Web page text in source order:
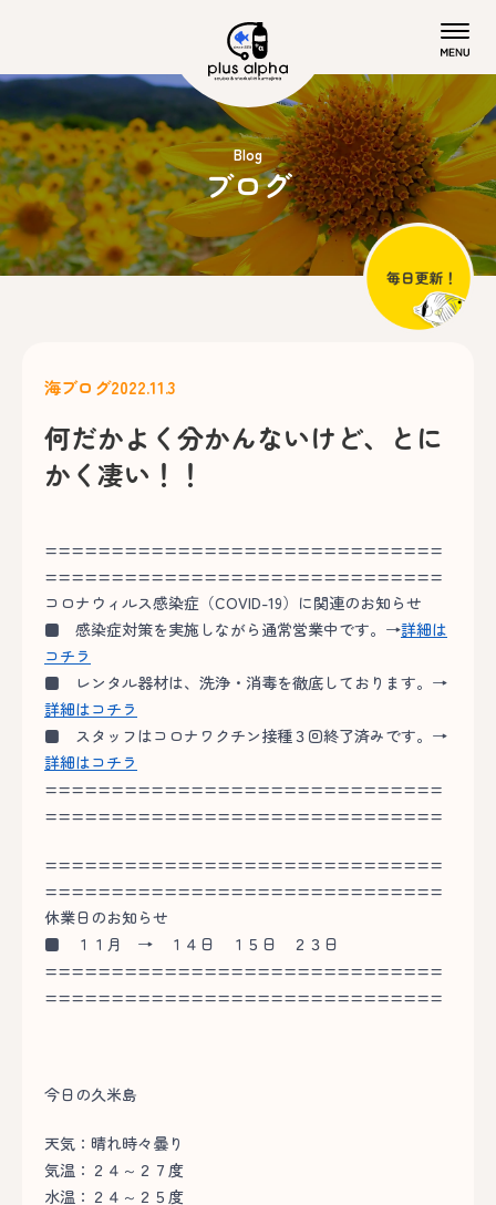
Blog
ブログ
海ブログ2022.11.3
何だかよく分かんないけど、とに
かく凄い！！
==============================
==============================
コロナウィルス感染症（COVID-19）に関連のお知らせ
■ 感染症対策を実施しながら通常営業中です。→詳細は
コチラ
■ レンタル器材は、洗浄・消毒を徹底しております。→
詳細はコチラ
■ スタッフはコロナワクチン接種３回終了済みです。→
詳細はコチラ
==============================
==============================
==============================
==============================
休業日のお知らせ
■ １１月 → １４日 １５日 ２３日
==============================
==============================
今日の久米島
天気：晴れ時々曇り
気温：２４～２７度
水温：２４～２５度